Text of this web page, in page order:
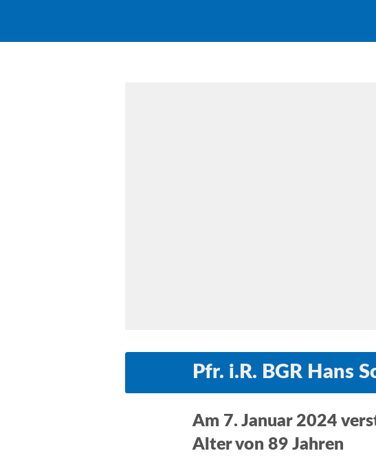
Pfr. i.R. BGR Hans
Am 7. Januar 2024
Alter von 89 Jahren